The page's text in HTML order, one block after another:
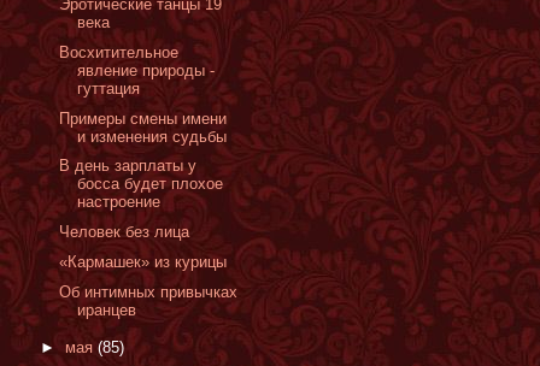
Эротические танцы 19
века
Восхитительное
явление природы -
гуттация
Примеры смены имени
и изменения судьбы
В день зарплаты у
босса будет плохое
настроение
Человек без лица
«Кармашек» из курицы
Об интимных привычках
иранцев
► мая (85)